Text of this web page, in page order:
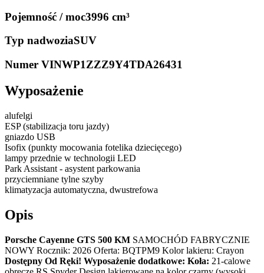
Pojemność / moc3996 cm³
Typ nadwoziaSUV
Numer VINWP1ZZZ9Y4TDA26431
Wyposażenie
alufelgi
ESP (stabilizacja toru jazdy)
gniazdo USB
Isofix (punkty mocowania fotelika dziecięcego)
lampy przednie w technologii LED
Park Assistant - asystent parkowania
przyciemniane tylne szyby
klimatyzacja automatyczna, dwustrefowa
Opis
Porsche Cayenne GTS 500 KM SAMOCHÓD FABRYCZNIE
NOWY Rocznik: 2026 Oferta: BQTPM9 Kolor lakieru: Crayon
Dostępny Od Ręki! Wyposażenie dodatkowe: Koła: 21-calowe